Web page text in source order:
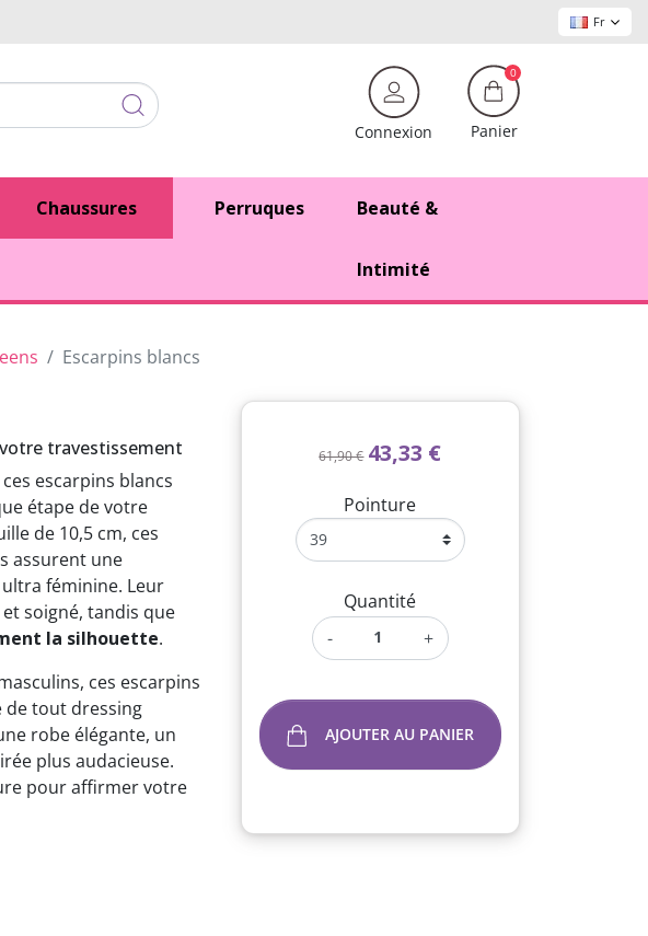
Fr
Connexion
0
Panier
Chaussures Perruques Beauté &
Intimité
Escarpins blancs
travestissement
escarpins blancs
étape de votre
de 10,5 cm, ces
assurent une
féminine. Leur
soigné, tandis que
la silhouette.
ces escarpins
de tout dressing
robe élégante, un
plus audacieuse.
pour affirmer votre
61,90 € 43,33 €
Pointure
Quantité
-
+
AJOUTER AU PANIER